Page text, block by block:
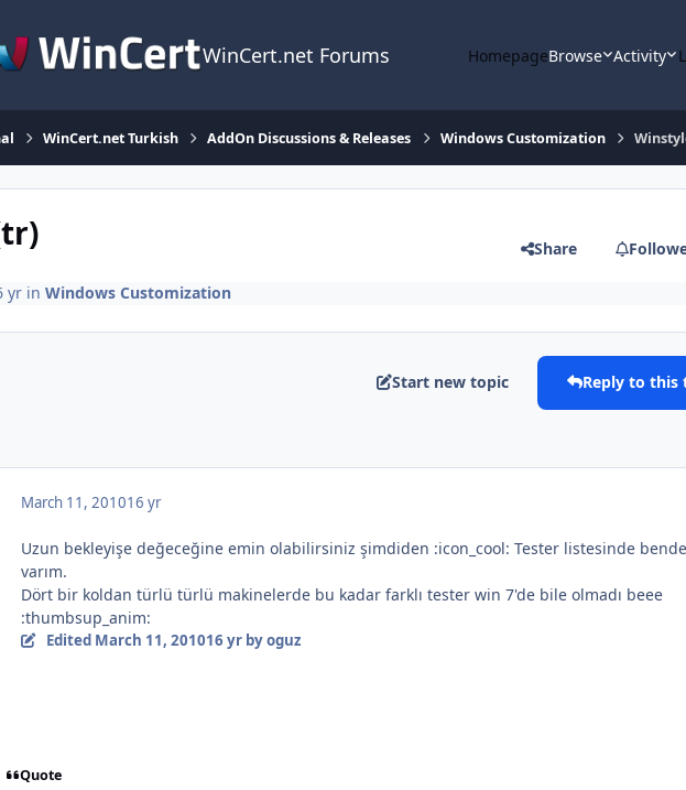
WinCert.net Forums HomepageBrowse Activity
WinCert.net Turkish AddOn Discussions & Releases Windows Customization
Share
yrin Windows Customization
Start new topic Reply to this
March 11, 201016 yr
Uzun bekleyişe değeceğine emin olabilirsiniz şimdiden :icon_cool: Tester listesinde bende
varım.
Dört bir koldan türlü türlü makinelerde bu kadar farklı tester win 7'de bile olmadı beee
:thumbsup_anim:
Edited March 11, 201016 yrby oguz
Quote